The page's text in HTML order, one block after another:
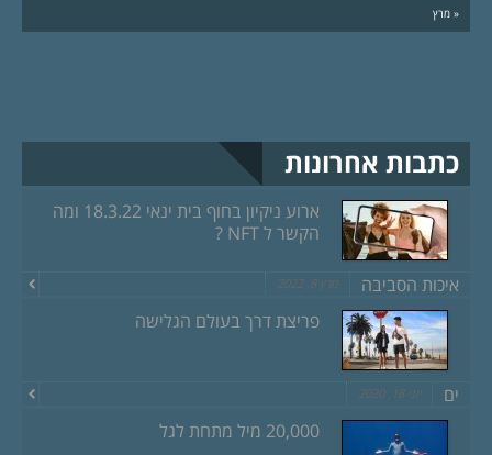
« מרץ
כתבות אחרונות
ארוע ניקיון בחוף בית ינאי 18.3.22 ומה
הקשר ל NFT ?
איכות הסביבה מרץ 8, 2022
פריצת דרך בעולם הגלישה
ים יוני 18, 2020
20,000 מיל מתחת לגל